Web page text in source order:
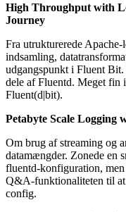
High Throughput with
Journey
Fra utrukturerede
indsamling,
udgangspunkt i Fluent
dele af Fluentd. Meget fin
Fluent(d|bit).
Petabyte Scale Logging
Om brug af streaming og
datamængder. Zonede en
fluentd-konfiguration,
Q&A-funktionaliteten til
config.